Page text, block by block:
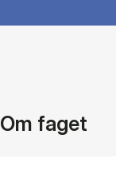
Om faget